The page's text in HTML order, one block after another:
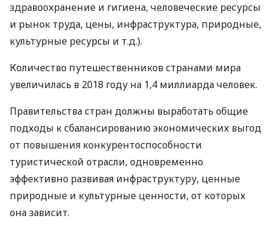
здравоохранение и гигиена, человеческие ресурсы
и рынок труда, цены, инфраструктура, природные,
культурные ресурсы и т.д.).
Количество путешественников странами мира
увеличилась в 2018 году на 1,4 миллиарда человек.
Правительства стран должны выработать общие
подходы к сбалансированию экономических выгод
от повышения конкурентоспособности
туристической отрасли, одновременно
эффективно развивая инфраструктуру, ценные
природные и культурные ценности, от которых
она зависит.